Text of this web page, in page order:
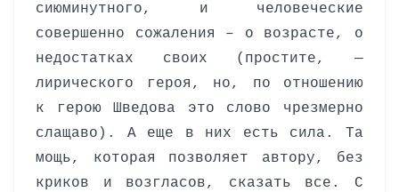
сиюминутного, и человеческие
совершенно сожаления – о возрасте, о
недостатках своих (простите, —
лирического героя, но, по отношению
к герою Шведова это слово чрезмерно
слащаво). А еще в них есть сила. Та
мощь, которая позволяет автору, без
криков и возгласов, сказать все. С